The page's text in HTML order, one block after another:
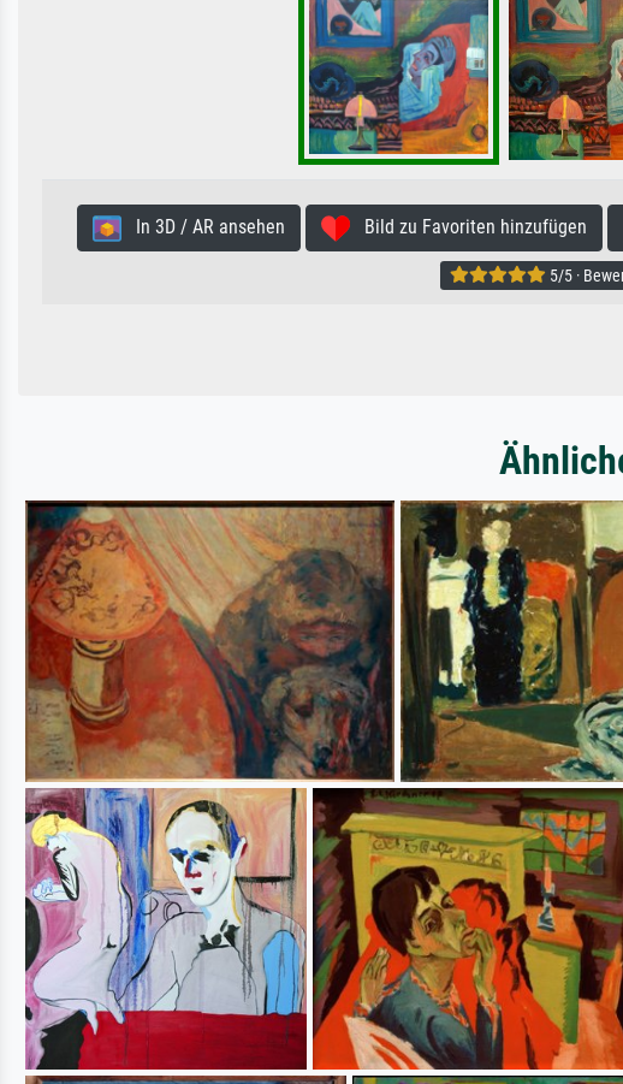
In 3D / AR ansehen Bild zu Favoriten hinzufügen
5/5 ·